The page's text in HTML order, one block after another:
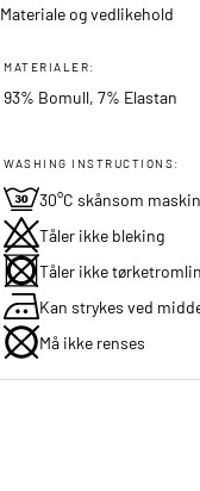
Materiale og vedlikehold
MATERIALER:
93% Bomull, 7% Elastan
WASHING INSTRUCTIONS:
30°C skånsom
Tåler ikke bleking
Tåler ikke
Kan strykes ved
Må ikke renses